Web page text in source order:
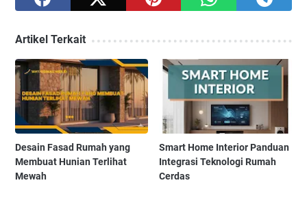
Artikel Terkait
Desain Fasad Rumah yang
Membuat Hunian Terlihat
Mewah
Smart Home Interior Panduan
Integrasi Teknologi Rumah
Cerdas